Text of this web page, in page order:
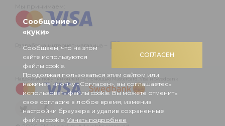
Разработка интернет-магазина –
Надежные покупки онлайн с помощью Mastercard, Visa и Swedbank
СОГЛАСЕН
Сообщение о
«куки»
Сообщаем, что на этом
сайте используются
файлы cookie.
Продолжая пользоваться этим сайтом или
нажимая кнопку «Согласен», вы соглашаетесь
использовать файлы cookie. Вы можете отменить
свое согласие в любое время, изменив
настройки браузера и удалив сохраненные
файлы cookie. Узнать подробнее